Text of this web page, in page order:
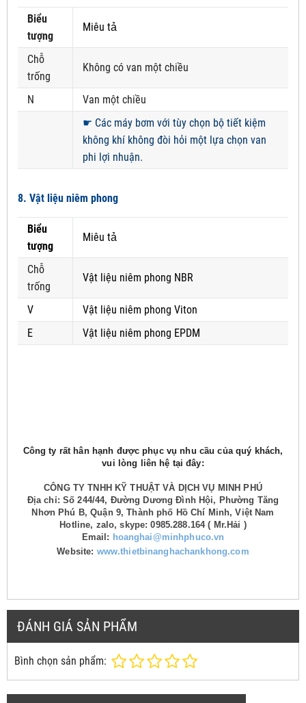
Biểu
tượng
Miêu tả
Chỗ
trống
Không có van một chiều
N
Van một chiều
☛ Các máy bơm với tùy chọn bộ tiết kiệm
không khí không đòi hỏi một lựa chọn van
phi lợi nhuận.
8. Vật liệu niêm phong
Biểu
tượng
Miêu tả
Chỗ
trống
Vật liệu niêm phong NBR
V
Vật liệu niêm phong Viton
E
Vật liệu niêm phong EPDM
Công ty rất hân hạnh được phục vụ nhu cầu của quý khách,
vui lòng liên hệ tại đây:
CÔNG TY TNHH KỸ THUẬT VÀ DỊCH VỤ MINH PHÚ
Địa chỉ: Số 244/44, Đường Dương Đình Hội, Phường Tăng
Nhơn Phú B, Quận 9, Thành phố Hồ Chí Minh, Việt Nam
Hotline, zalo, skype: 0985.288.164 ( Mr.Hải )
Email: hoanghai@minhphuco.vn
Website: www.thietbinanghachankhong.com
ĐÁNH GIÁ SẢN PHẨM
Bình chọn sản phẩm: